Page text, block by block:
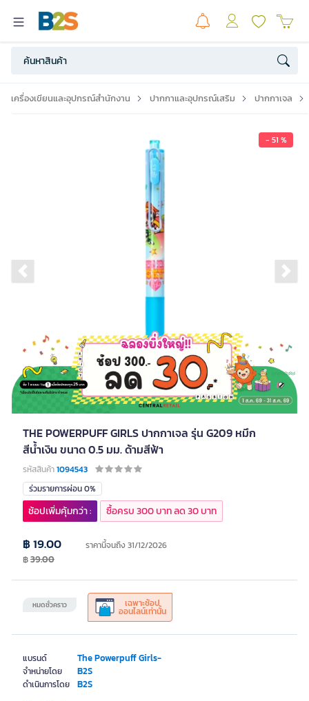
เครื่องเขียนและอุปกรณ์สำนักงาน ปากกาและอุปกรณ์เสริม ปากกาเจล
- 51 %
Previous slide
THE POWERPUFF GIRLS ปากกาเจล รุ่น G209 หมึก
สีน้ำเงิน ขนาด 0.5 มม. ด้ามสีฟ้า
รหัสสินค้า1094543
แบรนด์ The Powerpuff Girls-
จำหน่ายโดย B2S
ดำเนินการโดย B2S
ร่วมรายการผ่อน 0%
หมดชั่วคราว เฉพาะช้อป
ออนไลน์เท่านั้น
฿ 19.00 ราคานี้จนถึง 31/12/2026
฿39.00
ช้อปเพิ่มคุ้มกว่า : ซื้อครบ 300 บาท ลด 30 บาท